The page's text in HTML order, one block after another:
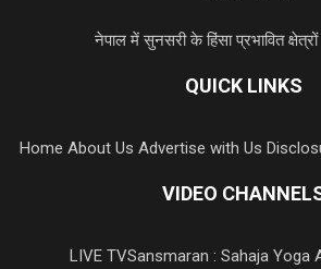
नेपाल में सुनसरी के हिंसा प्रभावित
QUICK LINKS
Home About Us Advertise with Us
VIDEO
LIVE TVSansmaran : Sahaja Yoga